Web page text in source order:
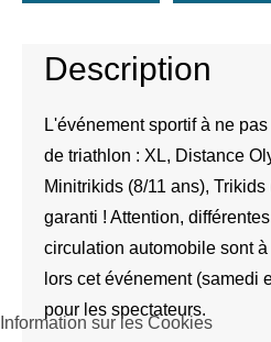
Description
L'événement sportif à ne
de triathlon : XL, Distance
Minitrikids (8/11 ans),
garanti ! Attention,
circulation automobile sont
lors cet événement (samedi
pour les spectateurs.
Information sur les Cookies